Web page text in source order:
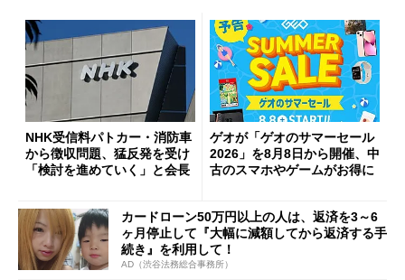
NHK受信料パトカー・消防車
から徴収問題、猛反発を受け
「検討を進めていく」と会長
ゲオが「ゲオのサマーセール
2026」を8月8日から開催、中
古のスマホやゲームがお得に
カードローン50万円以上の人は、返済を3～6
ヶ月停止して『大幅に減額してから返済する手
続き』を利用して！
AD（渋谷法務総合事務所）